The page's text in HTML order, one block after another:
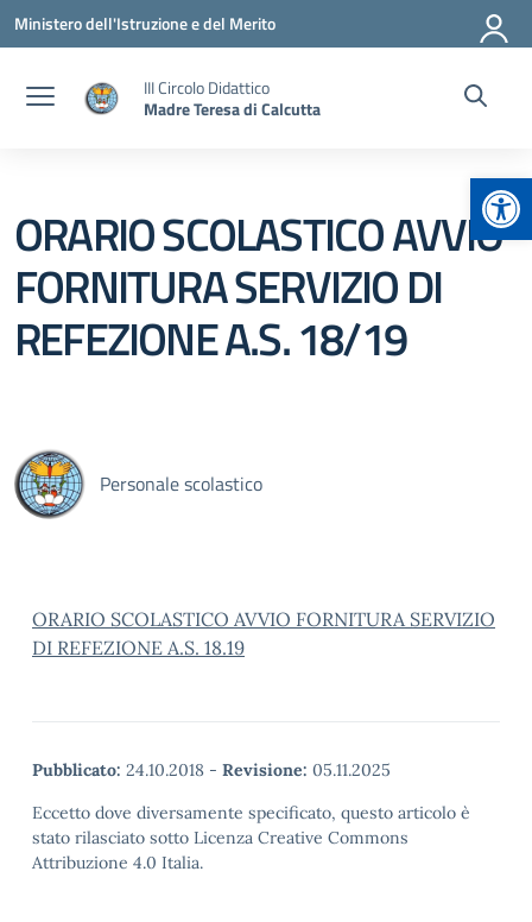
Vai ai contenuti
Vai al menu di navigazione
Vai al footer
Ministero dell'Istruzione e del Merito
III Circolo Didattico
Madre Teresa di Calcutta
ORARIO SCOLASTICO AVVIO
FORNITURA SERVIZIO DI
REFEZIONE A.S. 18/19
Personale scolastico
ORARIO SCOLASTICO AVVIO FORNITURA SERVIZIO
DI REFEZIONE A.S. 18.19
Pubblicato: 24.10.2018 - Revisione: 05.11.2025
Eccetto dove diversamente specificato, questo articolo è
stato rilasciato sotto Licenza Creative Commons
Attribuzione 4.0 Italia.